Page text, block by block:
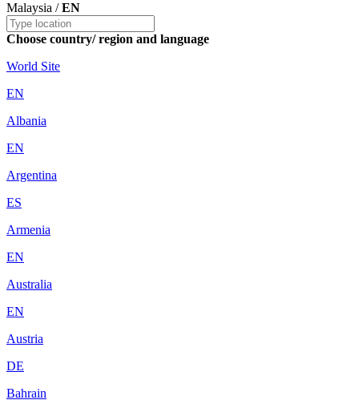
Malaysia /EN
Choose country/ region and language
World Site
EN
Albania
EN
Argentina
ES
Armenia
EN
Australia
EN
Austria
DE
Bahrain